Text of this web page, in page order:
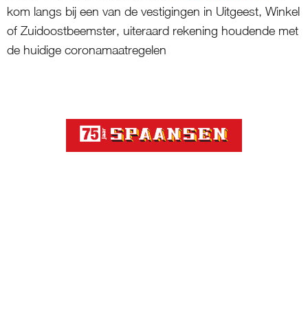
kom langs bij een van de vestigingen in Uitgeest, Winkel
of Zuidoostbeemster, uiteraard rekening houdende met
de huidige coronamaatregelen